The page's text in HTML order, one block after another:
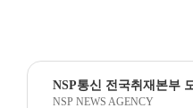
NSP통신 전국취재본부
NSP NEWS AGENCY